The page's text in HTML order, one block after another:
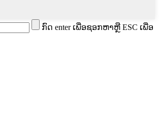
ກົດ enter ເພື່ອຊອກຫາຫຼື ESC ເພື່ອ